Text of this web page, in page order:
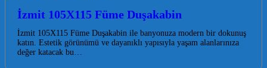
İzmit 105X115 Füme Duşakabin
İzmit 105X115 Füme Duşakabin ile banyonuza modern bir dokunuş
katın. Estetik görünümü ve dayanıklı yapısıyla yaşam alanlarınıza
değer katacak bu…